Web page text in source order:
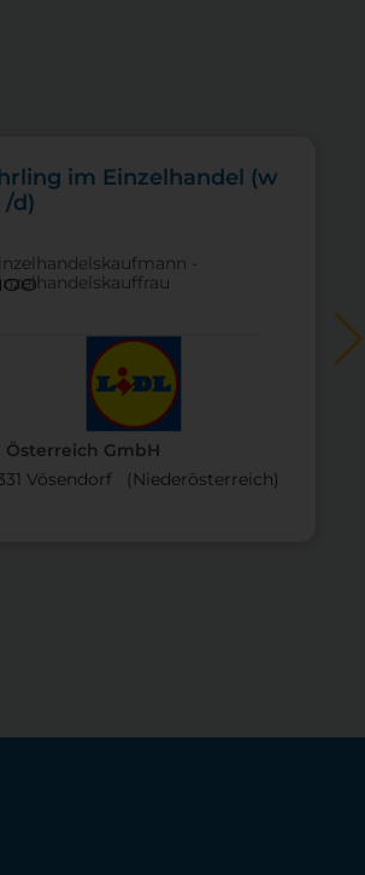
Österreich GmbH
Vösendorf (Nieder­österreich)
im Einzelhandel (w
d)
-